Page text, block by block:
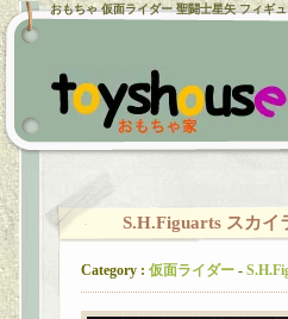
おもちゃ 仮面ライダー 聖闘士星矢 フィギ
S.H.Figuarts スカイ
Category : 仮面ライダー -